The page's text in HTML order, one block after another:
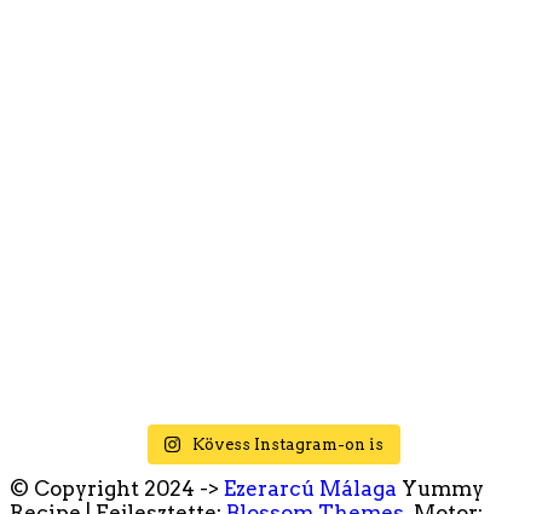
Kövess Instagram-on is
© Copyright 2024 -> Ezerarcú Málaga Yummy